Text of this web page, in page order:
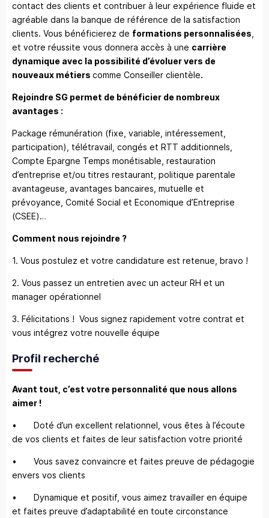
contact des clients et contribuer à leur expérience fluide et
agréable dans la banque de référence de la satisfaction
clients. Vous bénéficierez de formations personnalisées
et votre réussite vous donnera accès à une carrière
dynamique avec la possibilité d’évoluer vers de
nouveaux métiers comme Conseiller clientèle.
Rejoindre SG permet de bénéficier de nombreux
avantages :
Package rémunération (fixe, variable, intéressement,
participation), télétravail, congés et RTT additionnels,
Compte Epargne Temps monétisable, restauration
d’entreprise et/ou titres restaurant, politique parentale
avantageuse, avantages bancaires, mutuelle et
prévoyance, Comité Social et Economique d’Entreprise
(CSEE)…
Comment nous rejoindre ?
1. Vous postulez et votre candidature est retenue, bravo !
2. Vous passez un entretien avec un acteur RH et un
manager opérationnel
3. Félicitations ! Vous signez rapidement votre contrat et
vous intégrez votre nouvelle équipe
Profil recherché
Avant tout, c’est votre personnalité que nous allons
aimer !
• Doté d’un excellent relationnel, vous êtes à l’écoute
de vos clients et faites de leur satisfaction votre priorité
• Vous savez convaincre et faites preuve de pédagogie
envers vos clients
• Dynamique et positif, vous aimez travailler en équipe
et faites preuve d’adaptabilité en toute circonstance